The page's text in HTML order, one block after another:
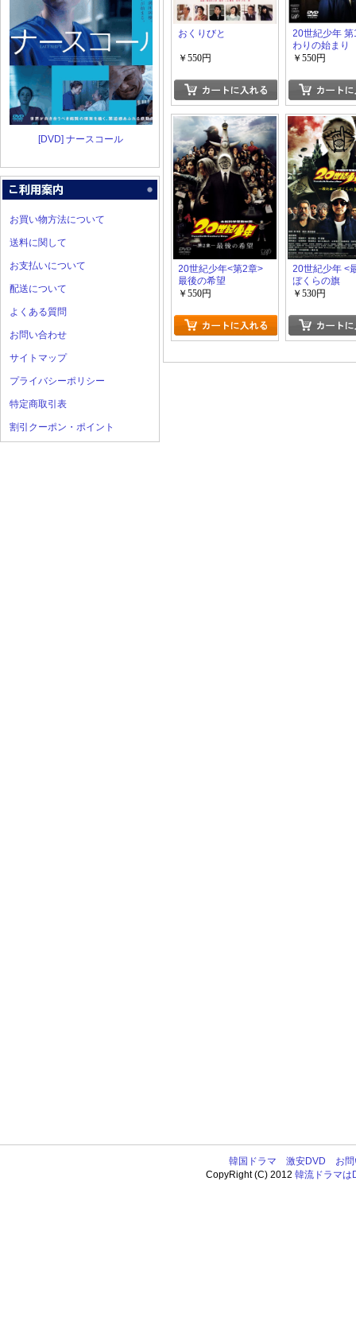
[DVD] ナースコール
お買い物方法について
送料に関して
お支払いについて
配送について
よくある質問
お問い合わせ
サイトマップ
プライバシーポリシー
特定商取引表
割引クーポン・ポイント
おくりびと
￥550円
20世紀少年
わりの始まり
￥550円
20世紀少年<第2章>
最後の希望
￥550円
20世紀少年 <
ぼくらの旗
￥530円
韓国ドラマ 激安DVD
お
CopyRight (C) 2012韓流ドラマは